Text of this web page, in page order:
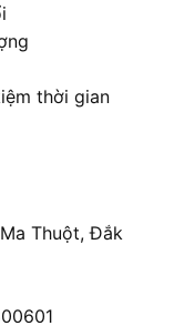
thời gian
Thuột, Đắk